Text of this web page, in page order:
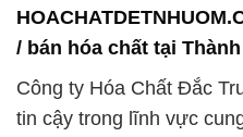
/ bán hóa chất tại
Công ty Hóa Chất Đắc
tin cậy trong lĩnh vực